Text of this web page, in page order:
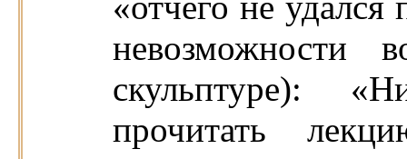
невозможности
скульптуре):
прочитать